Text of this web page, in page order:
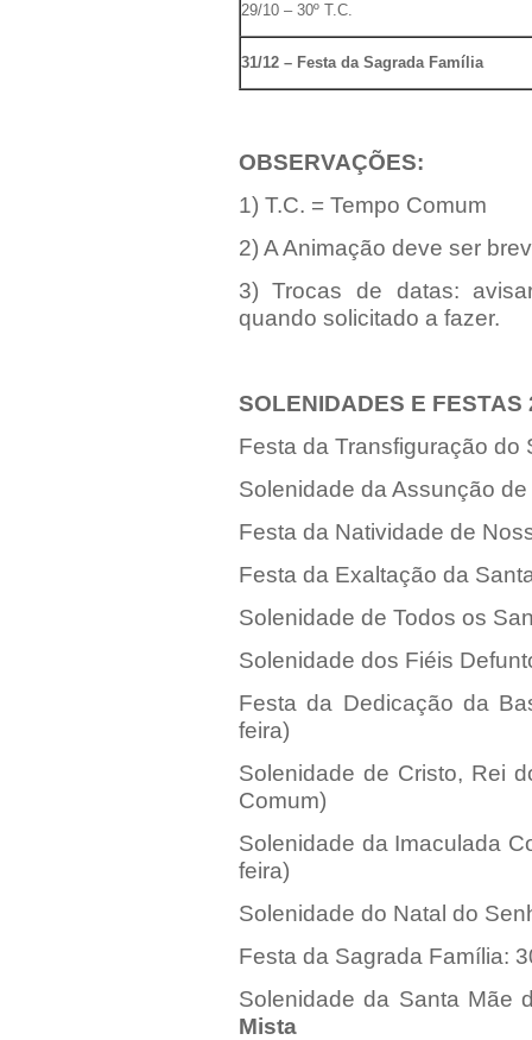
29/10 – 30º T.C.
31/12 – Festa da Sagrada Família
OBSERVAÇÕES:
1) T.C. = Tempo Comum
2) A Animação deve ser
3) Trocas de datas:
quando solicitado a fazer.
SOLENIDADES E FESTAS
Festa da Transfiguração do
Solenidade da Assunção
Festa da Natividade de
Festa da Exaltação da
Solenidade de Todos os
Solenidade dos Fiéis
Festa da Dedicação da
feira)
Solenidade de Cristo, Rei
Comum)
Solenidade da Imaculada
feira)
Solenidade do Natal do
Festa da Sagrada Família:
Solenidade da Santa Mãe
Mista